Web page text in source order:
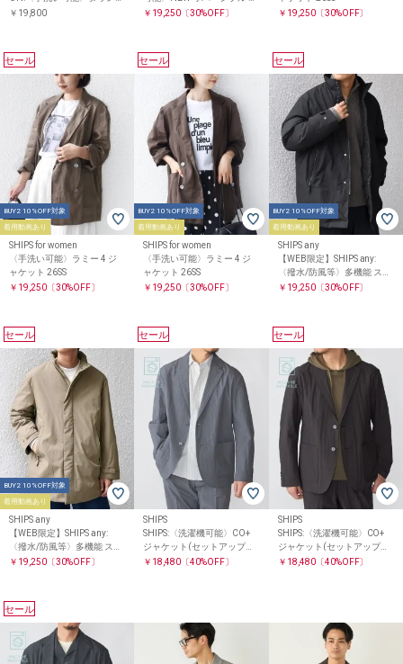
キルティング フードコート
￥19,800
ア ブルゾン
￥19,250 〔30%OFF〕
￥19,250〔30%OFF〕
セール
BUY2 10%OFF対象
着用動画あり
SHIPS for women
〈手洗い可能〉ラミー 4 ジ
ャケット 26SS
￥19,250〔30%OFF〕
セール
BUY2 10%OFF対象
着用動画あり
SHIPS for women
〈手洗い可能〉ラミー 4 ジ
ャケット 26SS
￥19,250 〔30%OFF〕
セール
BUY2 10%OFF対象
着用動画あり
SHIPS any
【WEB限定】SHIPS any:
〈撥水/防風等〉多機能 スタ
ンドカラー ダウン ミドル コ
￥19,250〔30%OFF〕
セール
BUY2 10%OFF対象
着用動画あり
SHIPS any
【WEB限定】SHIPS any:
〈撥水/防風等〉多機能 スタ
ンドカラー ダウン ミドル コ
￥19,250〔30%OFF〕
セール
SHIPS
SHIPS:〈洗濯機可能〉CO+
ジャケット(セットアップ対
応)
￥18,480 〔40%OFF〕
セール
SHIPS
SHIPS:〈洗濯機可能〉CO+
ジャケット(セットアップ対
応)
￥18,480〔40%OFF〕
セール